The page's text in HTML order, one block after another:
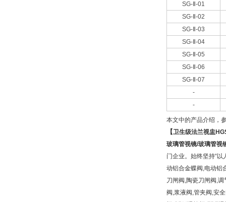
SG-Ⅱ-01
SG-Ⅱ-02
SG-Ⅱ-03
SG-Ⅱ-04
SG-Ⅱ-05
SG-Ⅱ-06
SG-Ⅱ-07
-
-
本文中的产品介绍，
【卫生级法兰视盅
玻璃管视镜/玻璃管视
门企业。始终坚持“
动铝合金蝶阀,电动铝
刀闸阀,陶瓷刀闸阀,
阀,浆液阀,管夹阀,安